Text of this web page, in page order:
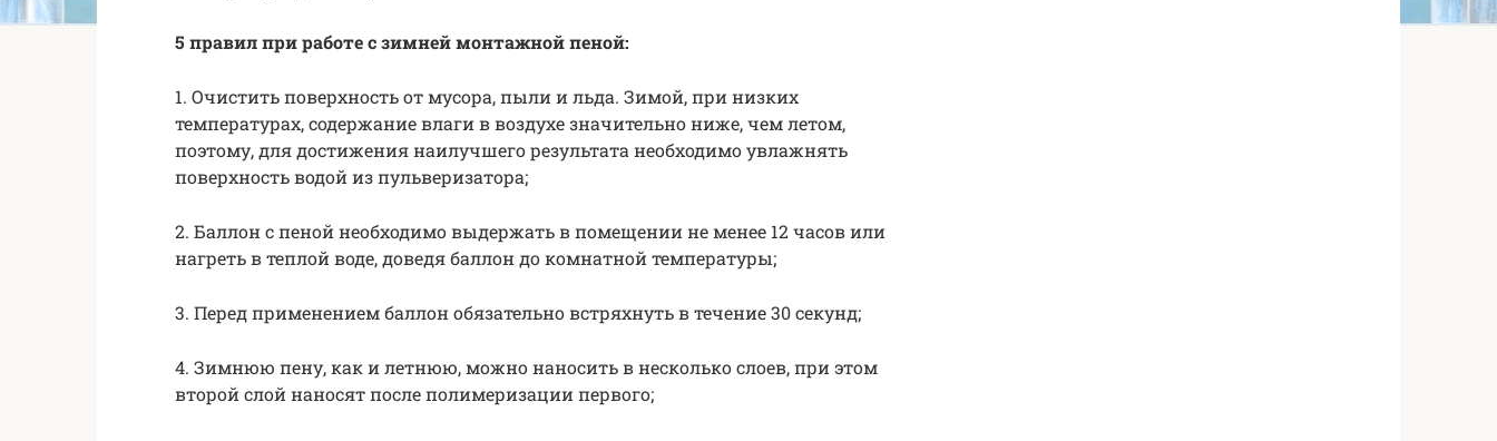
5 правил при работе с зимней монтажной пеной:
1. Очистить поверхность от мусора, пыли и льда. Зимой, при низких
температурах, содержание влаги в воздухе значительно ниже, чем летом,
поэтому, для достижения наилучшего результата необходимо увлажнять
поверхность водой из пульверизатора;
2. Баллон с пеной необходимо выдержать в помещении не менее 12 часов или
нагреть в теплой воде, доведя баллон до комнатной температуры;
3. Перед применением баллон обязательно встряхнуть в течение 30 секунд;
4. Зимнюю пену, как и летнюю, можно наносить в несколько слоев, при этом
второй слой наносят после полимеризации первого;